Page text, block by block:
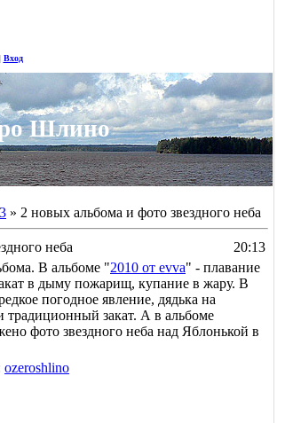
Вход
Шлино
» 2 новых альбома и фото звездного неба
неба
20:13
В альбоме "2010 от evva" - плавание
в дыму пожарищ, купание в жару. В
погодное явление, дядька на
традиционный закат. А в альбоме
фото звездного неба над Яблонькой в
ozeroshlino